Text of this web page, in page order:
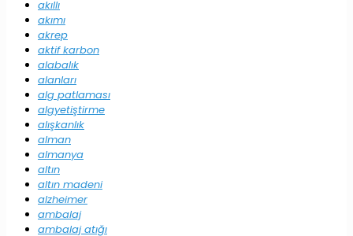
akıllı
akımı
akrep
aktif karbon
alabalık
alanları
alg patlaması
algyetiştirme
alışkanlık
alman
almanya
altın
altın madeni
alzheimer
ambalaj
ambalaj atığı